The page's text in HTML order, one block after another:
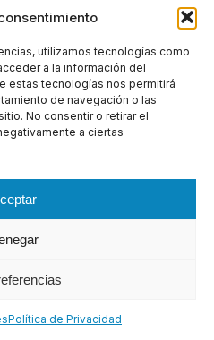
utilizamos tecnologías como
a la información del
estas tecnologías nos permitirá
de navegación o las
No consentir o retirar el
a ciertas
Política de Privacidad
357 210
Fachadas Aragón
¿HABLAMOS?